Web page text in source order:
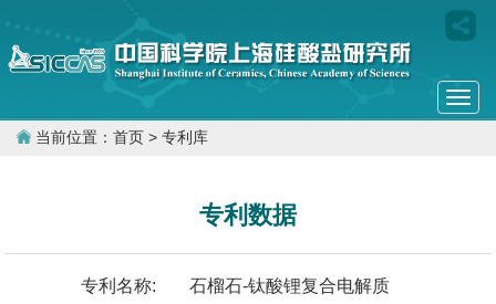
当前位置： 首页 > 专利库
专利数据
专利名称: 石榴石-钛酸锂复合电解质